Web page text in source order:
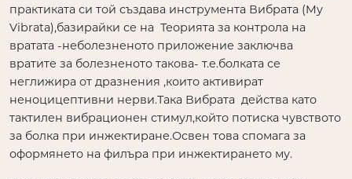
практиката си той създава инструмента Вибрата (My
Vibrata),базирайки се на Теорията за контрола на
вратата -неболезненото приложение заключва
вратите за болезненото такова- т.е.болката се
неглижира от дразнения ,които активират
неноцицептивни нерви.Така Вибрата действа като
тактилен вибрационен стимул,който потиска чувството
за болка при инжектиране.Освен това спомага за
оформянето на филъра при инжектирането му.